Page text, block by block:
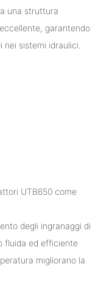
una struttura
garantendo
sistemi idraulici.
UTB650 come
degli ingranaggi di
fluida ed efficiente
migliorano la